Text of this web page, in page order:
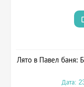
Лято в Павел баня:
Дата: